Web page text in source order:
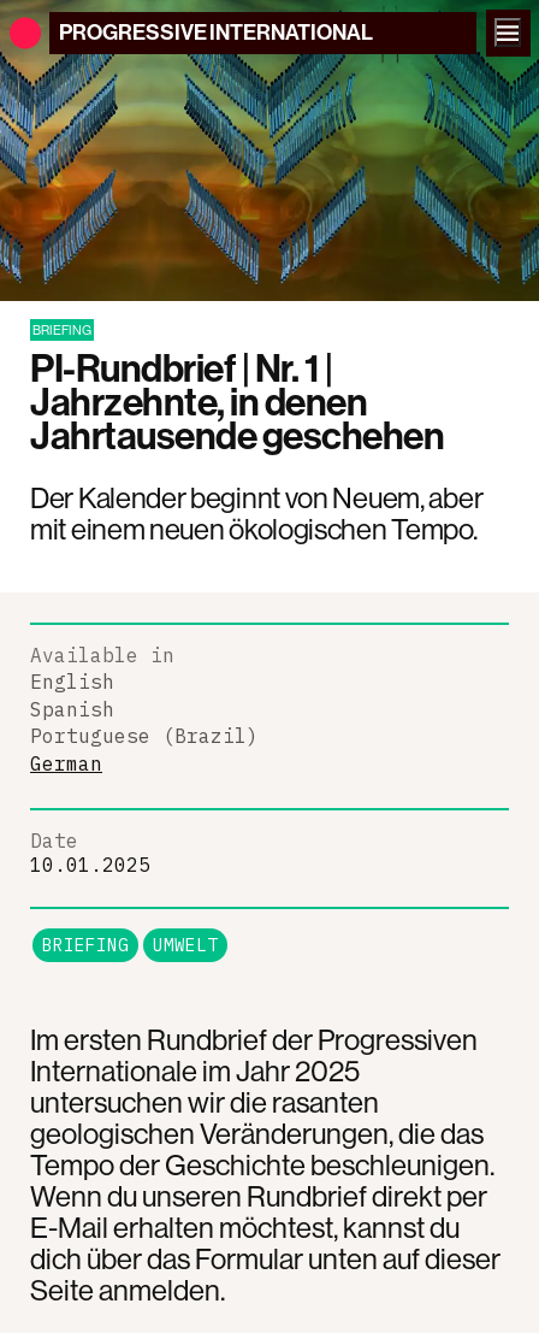
PROGRESSIVEINTERNATIONAL
BRIEFING
PI-Rundbrief | Nr. 1 |
Jahrzehnte, in denen
Jahrtausende geschehen
Der Kalender beginnt von Neuem, aber
mit einem neuen ökologischen Tempo.
Im ersten Rundbrief der Progressiven
Internationale im Jahr 2025
untersuchen wir die rasanten
geologischen Veränderungen, die das
Tempo der Geschichte beschleunigen.
Wenn du unseren Rundbrief direkt per
E-Mail erhalten möchtest, kannst du
dich über das Formular unten auf dieser
Seite anmelden.
Available in
English
Spanish
Portuguese (Brazil)
German
Date
10.01.2025
BRIEFING UMWELT